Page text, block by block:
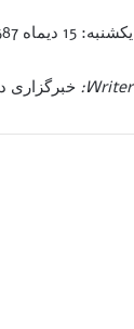
یکشنبه: 15 دیماه 1387
Writer: خبرگزاری